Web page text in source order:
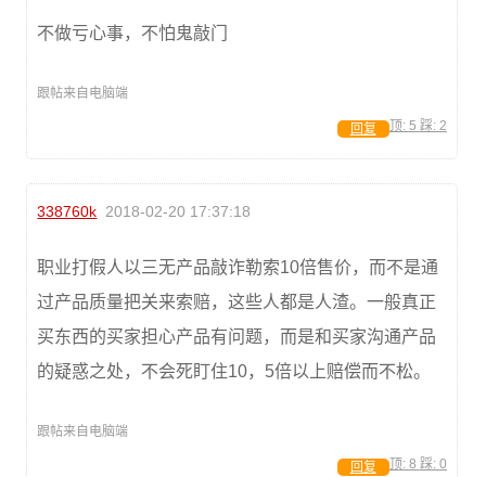
不做亏心事，不怕鬼敲门
跟帖来自电脑端
顶: 5 踩: 2
回复
338760k 2018-02-20 17:37:18
职业打假人以三无产品敲诈勒索10倍售价，而不是通
过产品质量把关来索赔，这些人都是人渣。一般真正
买东西的买家担心产品有问题，而是和买家沟通产品
的疑惑之处，不会死盯住10，5倍以上赔偿而不松。
跟帖来自电脑端
顶: 8 踩: 0
回复